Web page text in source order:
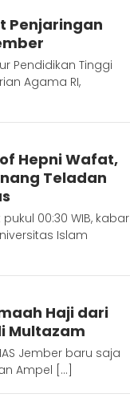
Penjaringan
Pendidikan Tinggi
Agama RI,
Hepni Wafat,
Teladan
00:30 WIB, kabar
Islam
Haji dari
Multazam
Jember baru saja
Ampel […]